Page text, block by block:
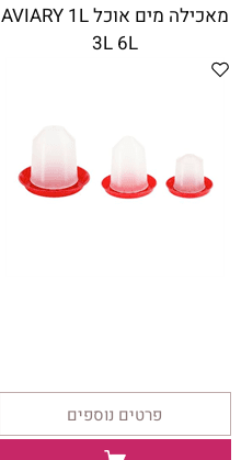
מאכילה מים אוכל AVIARY 1L
3L 6L
פרטים נוספים